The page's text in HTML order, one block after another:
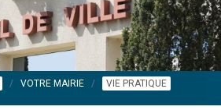
VOTRE MAIRIE
VIE PRATIQUE